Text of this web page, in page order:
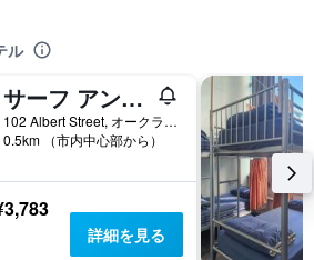
ル
サーフ アンド スノー バックパッカーズ - ホステル
102 Albert Street, オークランド, ニュージーランド
0.5km （市内中心部から）
詳細を見る